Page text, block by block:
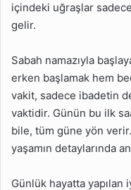
içindeki uğraşlar
gelir.
Sabah namazıyla
erken başlamak hem
vakit, sadece ibadetin
vaktidir. Günün bu ilk
bile, tüm güne yön
yaşamın detaylarında
Günlük hayatta yapılan